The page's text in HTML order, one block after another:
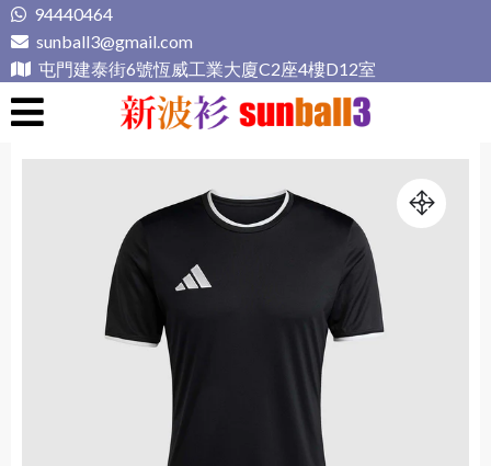
Skip
to
content
94440464
sunball3@gmail.com
屯門建泰街6號恆威工業大廈C2座4樓D12室
新波衫 sunball3